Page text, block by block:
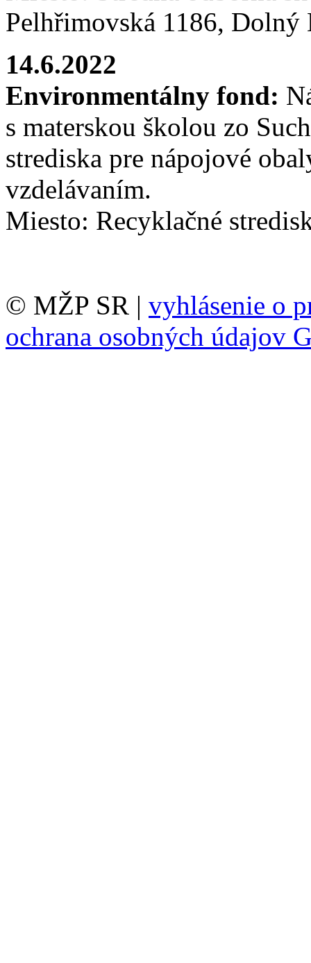
Pelhřimovská 1186, Dolný
14.6.2022
Environmentálny fond:
s materskou školou zo
strediska pre nápojové
vzdelávaním.
Miesto: Recyklačné
© MŽP SR | vyhlásenie o
ochrana osobných údajov